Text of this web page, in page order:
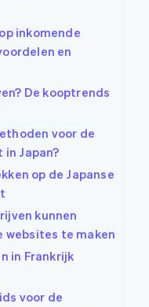
inkomende
en
De kooptrends
voor de
Japan?
op de Japanse
kunnen
websites te maken
in Frankrijk
voor de